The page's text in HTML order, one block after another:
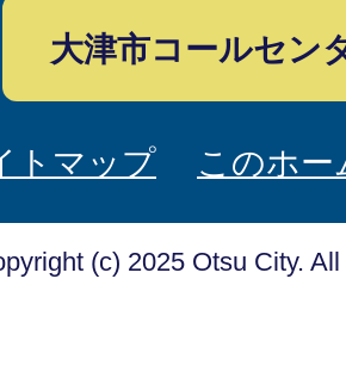
大津市コールセン
トマップ このホ
(c) 2025 Otsu City.